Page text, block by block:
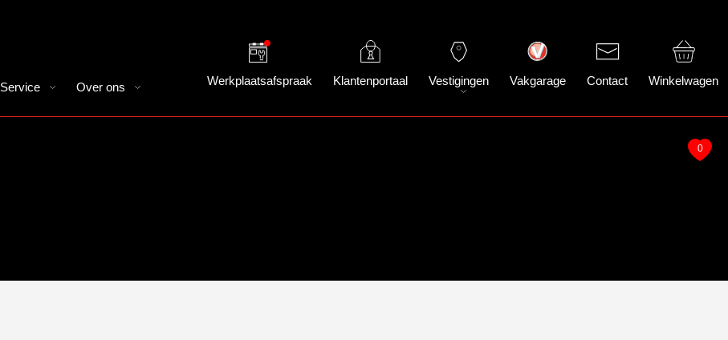
Service
Over ons
Werkplaatsafspraak Klantenportaal Vestigingen Vakgarage Contact Winkelwagen
0